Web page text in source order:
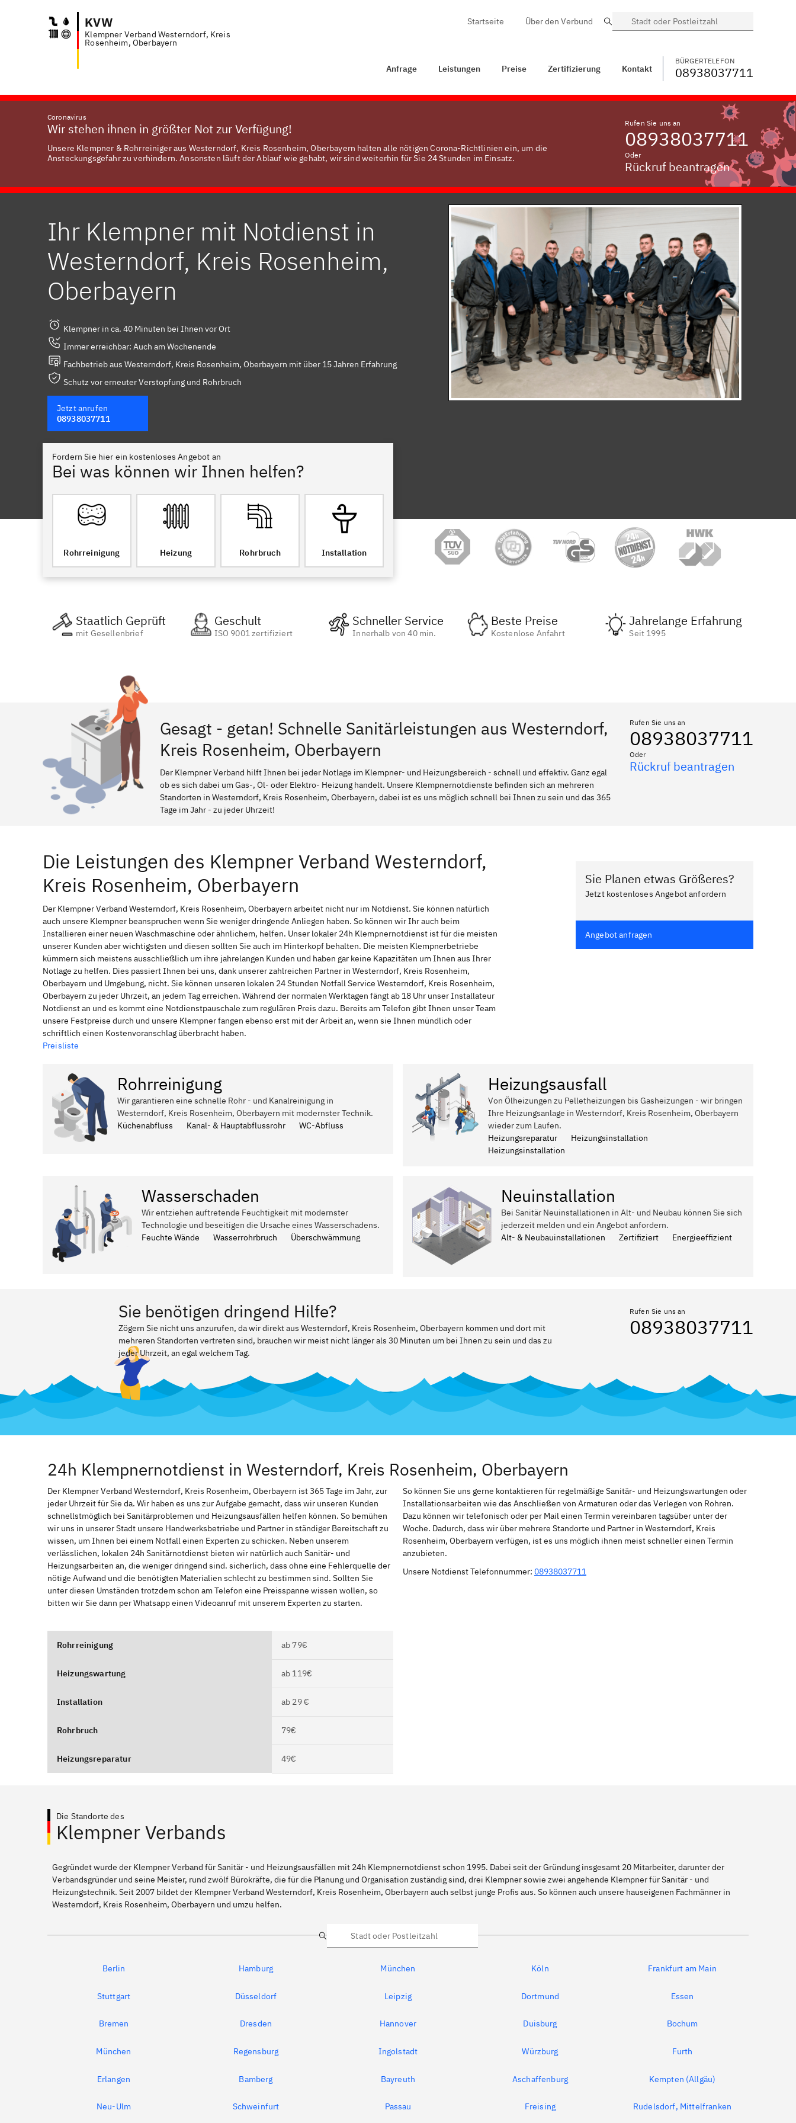
KVW
Klempner Verband Westerndorf, Kreis
Rosenheim, Oberbayern
BÜRGERTELEFON WECHSELN
Oberbayern
Startseite Über den Verbund Suche
Anfrage Leistungen Preise Zertifizierung Kontakt
BÜRGERTELEFON
08938037711
Coronavirus
Wir stehen ihnen in größter Not zur Verfügung!
Unsere Klempner & Rohrreiniger aus Westerndorf, Kreis Rosenheim, Oberbayern halten alle nötigen Corona-Richtlinien ein, um die
Ansteckungsgefahr zu verhindern. Ansonsten läuft der Ablauf wie gehabt, wir sind weiterhin für Sie 24 Stunden im Einsatz.
Rufen Sie uns an
08938037711
Oder
Rückruf beantragen
Ihr Klempner mit Notdienst in
Westerndorf, Kreis Rosenheim,
Oberbayern
Klempner in ca. 40 Minuten bei Ihnen vor Ort
Immer erreichbar: Auch am Wochenende
Fachbetrieb aus Westerndorf, Kreis Rosenheim, Oberbayern mit über 15 Jahren Erfahrung
Schutz vor erneuter Verstopfung und Rohrbruch
Jetzt anrufen
08938037711
Fordern Sie hier ein kostenloses Angebot an
Bei was können wir Ihnen helfen?
Rohrreinigung Heizung Rohrbruch Installation
Staatlich Geprüft
mit Gesellenbrief
Geschult
ISO 9001 zertifiziert
Schneller Service
Innerhalb von 40 min.
Beste Preise
Kostenlose Anfahrt
Jahrelange Erfahrung
Seit 1995
Gesagt - getan! Schnelle Sanitärleistungen aus Westerndorf,
Kreis Rosenheim, Oberbayern
Der Klempner Verband hilft Ihnen bei jeder Notlage im Klempner- und Heizungsbereich - schnell und effektiv. Ganz egal
ob es sich dabei um Gas-, Öl- oder Elektro- Heizung handelt. Unsere Klempnernotdienste befinden sich an mehreren
Standorten in Westerndorf, Kreis Rosenheim, Oberbayern, dabei ist es uns möglich schnell bei Ihnen zu sein und das 365
Tage im Jahr - zu jeder Uhrzeit!
Rufen Sie uns an
08938037711
Oder
Rückruf beantragen
Die Leistungen des Klempner Verband Westerndorf,
Kreis Rosenheim, Oberbayern
Der Klempner Verband Westerndorf, Kreis Rosenheim, Oberbayern arbeitet nicht nur im Notdienst. Sie können natürlich
auch unsere Klempner beanspruchen wenn Sie weniger dringende Anliegen haben. So können wir Ihr auch beim
Installieren einer neuen Waschmaschine oder ähnlichem, helfen. Unser lokaler 24h Klempnernotdienst ist für die meisten
unserer Kunden aber wichtigsten und diesen sollten Sie auch im Hinterkopf behalten. Die meisten Klempnerbetriebe
kümmern sich meistens ausschließlich um ihre jahrelangen Kunden und haben gar keine Kapazitäten um Ihnen aus Ihrer
Notlage zu helfen. Dies passiert Ihnen bei uns, dank unserer zahlreichen Partner in Westerndorf, Kreis Rosenheim,
Oberbayern und Umgebung, nicht. Sie können unseren lokalen 24 Stunden Notfall Service Westerndorf, Kreis Rosenheim,
Oberbayern zu jeder Uhrzeit, an jedem Tag erreichen. Während der normalen Werktagen fängt ab 18 Uhr unser Installateur
Notdienst an und es kommt eine Notdienstpauschale zum regulären Preis dazu. Bereits am Telefon gibt Ihnen unser Team
unsere Festpreise durch und unsere Klempner fangen ebenso erst mit der Arbeit an, wenn sie Ihnen mündlich oder
schriftlich einen Kostenvoranschlag überbracht haben.
Preisliste
Sie Planen etwas Größeres?
Jetzt kostenloses Angebot anfordern
Angebot anfragen
Rohrreinigung
Wir garantieren eine schnelle Rohr - und Kanalreinigung in
Westerndorf, Kreis Rosenheim, Oberbayern mit modernster Technik.
Küchenabfluss
Kanal- & Hauptabflussrohr WC-Abfluss
Heizungsausfall
Von Ölheizungen zu Pelletheizungen bis Gasheizungen - wir bringen
Ihre Heizungsanlage in Westerndorf, Kreis Rosenheim, Oberbayern
wieder zum Laufen.
Heizungsreparatur
Heizungsinstallation
Heizungsinstallation
Wasserschaden
Wir entziehen auftretende Feuchtigkeit mit modernster
Technologie und beseitigen die Ursache eines Wasserschadens.
Feuchte Wände
Wasserrohrbruch Überschwämmung
Neuinstallation
Bei Sanitär Neuinstallationen in Alt- und Neubau können Sie sich
jederzeit melden und ein Angebot anfordern.
Alt- & Neubauinstallationen
Zertifiziert Energieeffizient
Sie benötigen dringend Hilfe?
Zögern Sie nicht uns anzurufen, da wir direkt aus Westerndorf, Kreis Rosenheim, Oberbayern kommen und dort mit
mehreren Standorten vertreten sind, brauchen wir meist nicht länger als 30 Minuten um bei Ihnen zu sein und das zu
jeder Uhrzeit, an egal welchem Tag.
Rufen Sie uns an
08938037711
24h Klempnernotdienst in Westerndorf, Kreis Rosenheim, Oberbayern
Der Klempner Verband Westerndorf, Kreis Rosenheim, Oberbayern ist 365 Tage im Jahr, zur
jeder Uhrzeit für Sie da. Wir haben es uns zur Aufgabe gemacht, dass wir unseren Kunden
schnellstmöglich bei Sanitärproblemen und Heizungsausfällen helfen können. So bemühen
wir uns in unserer Stadt unsere Handwerksbetriebe und Partner in ständiger Bereitschaft zu
wissen, um Ihnen bei einem Notfall einen Experten zu schicken. Neben unserem
verlässlichen, lokalen 24h Sanitärnotdienst bieten wir natürlich auch Sanitär- und
Heizungsarbeiten an, die weniger dringend sind. sicherlich, dass ohne eine Fehlerquelle der
nötige Aufwand und die benötigten Materialien schlecht zu bestimmen sind. Sollten Sie
unter diesen Umständen trotzdem schon am Telefon eine Preisspanne wissen wollen, so
bitten wir Sie dann per Whatsapp einen Videoanruf mit unserem Experten zu starten.
So können Sie uns gerne kontaktieren für regelmäßige Sanitär- und Heizungswartungen oder
Installationsarbeiten wie das Anschließen von Armaturen oder das Verlegen von Rohren.
Dazu können wir telefonisch oder per Mail einen Termin vereinbaren tagsüber unter der
Woche. Dadurch, dass wir über mehrere Standorte und Partner in Westerndorf, Kreis
Rosenheim, Oberbayern verfügen, ist es uns möglich ihnen meist schneller einen Termin
anzubieten.
Unsere Notdienst Telefonnummer: 08938037711
Rohrreinigung ab 79€
Heizungswartung ab 119€
Installation ab 29 €
Rohrbruch 79€
Heizungsreparatur 49€
Die Standorte des
Klempner Verbands
Gegründet wurde der Klempner Verband für Sanitär - und Heizungsausfällen mit 24h Klempnernotdienst schon 1995. Dabei seit der Gründung insgesamt 20 Mitarbeiter, darunter der
Verbandsgründer und seine Meister, rund zwölf Bürokräfte, die für die Planung und Organisation zuständig sind, drei Klempner sowie zwei angehende Klempner für Sanitär - und
Heizungstechnik. Seit 2007 bildet der Klempner Verband Westerndorf, Kreis Rosenheim, Oberbayern auch selbst junge Profis aus. So können auch unsere hauseigenen Fachmänner in
Westerndorf, Kreis Rosenheim, Oberbayern und umzu helfen.
Suche
Berlin Hamburg München Köln Frankfurt am Main
Stuttgart Düsseldorf Leipzig Dortmund Essen
Bremen Dresden Hannover Duisburg Bochum
München Regensburg Ingolstadt Würzburg Furth
Erlangen Bamberg Bayreuth Aschaffenburg Kempten (Allgäu)
Neu-Ulm Schweinfurt Passau Freising Rudelsdorf, Mittelfranken